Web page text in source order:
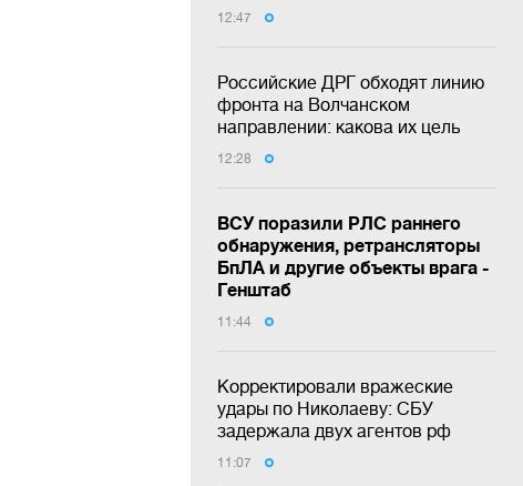
12:47
Российские ДРГ обходят линию
фронта на Волчанском
направлении: какова их цель
12:28
ВСУ поразили РЛС раннего
обнаружения, ретрансляторы
БпЛА и другие объекты врага -
Генштаб
11:44
Корректировали вражеские
удары по Николаеву: СБУ
задержала двух агентов рф
11:07